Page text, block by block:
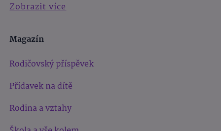
Zobrazit více
Magazín
Rodičovský příspěvek
Přídavek na dítě
Rodina a vztahy